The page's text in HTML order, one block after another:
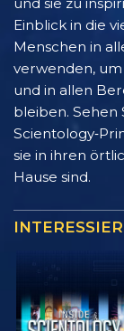
Einblick in die
Menschen in
verwenden,
und in allen
bleiben. Sehen
sie in ihren
Hause sind.